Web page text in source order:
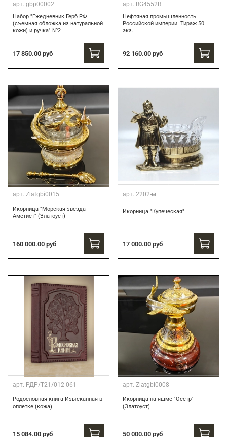
арт. gbp00002
Набор "Ежедневник Герб РФ
(съемная обложка из натуральной
кожи) и ручка" №2
17 850.00 руб
арт. BG4552R
Нефтяная промышленность
Российской империи. Тираж 50
экз.
92 160.00 руб
арт. Zlatgbi0015
Икорница "Морская звезда -
Аметист" (Златоуст)
160 000.00 руб
арт. 2202-м
Икорница "Купеческая"
17 000.00 руб
арт. РДР/Т21/012-061
Родословная книга Изысканная в
оплетке (кожа)
15 084.00 руб
арт. Zlatgbi0008
Икорница на яшме "Осетр"
(Златоуст)
50 000.00 руб